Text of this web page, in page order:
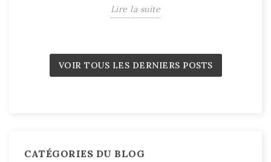
Lire la suite
VOIR TOUS LES DERNIERS POSTS
CATÉGORIES DU BLOG